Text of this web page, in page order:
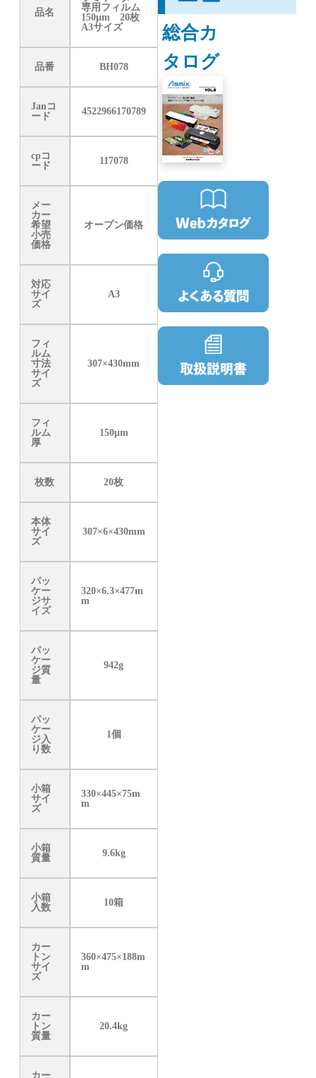
品名
専用フィルム
150μm 20枚
A3サイズ
品番 BH078
Janコ
ード
4522966170789
cpコ
ード
117078
メー
カー
希望
小売
価格
オープン価格
対応
サイ
ズ
A3
フィ
ルム
寸法
サイ
ズ
307×430mm
フィ
ルム
厚
150μm
枚数 20枚
本体
サイ
ズ
307×6×430mm
パッ
ケー
ジサ
イズ
320×6.3×477m
m
パッ
ケー
ジ質
量
942g
パッ
ケー
ジ入
り数
1個
小箱
サイ
ズ
330×445×75m
m
小箱
質量
9.6kg
小箱
入数
10箱
カー
トン
サイ
ズ
360×475×188m
m
カー
トン
質量
20.4kg
カー
総合カ
タログ